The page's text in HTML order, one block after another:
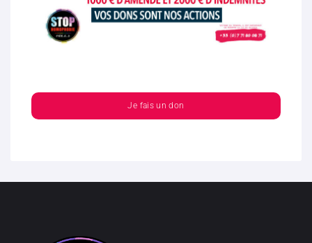
Je fais un don